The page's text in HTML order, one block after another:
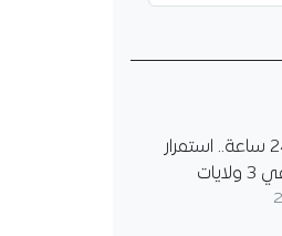
56 حريقاً خلال 24 ساعة.. استمرار